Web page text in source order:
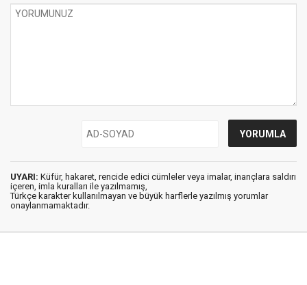
UYARI: Küfür, hakaret, rencide edici cümleler veya imalar, inançlara saldırı
içeren, imla kuralları ile yazılmamış,
Türkçe karakter kullanılmayan ve büyük harflerle yazılmış yorumlar
onaylanmamaktadır.